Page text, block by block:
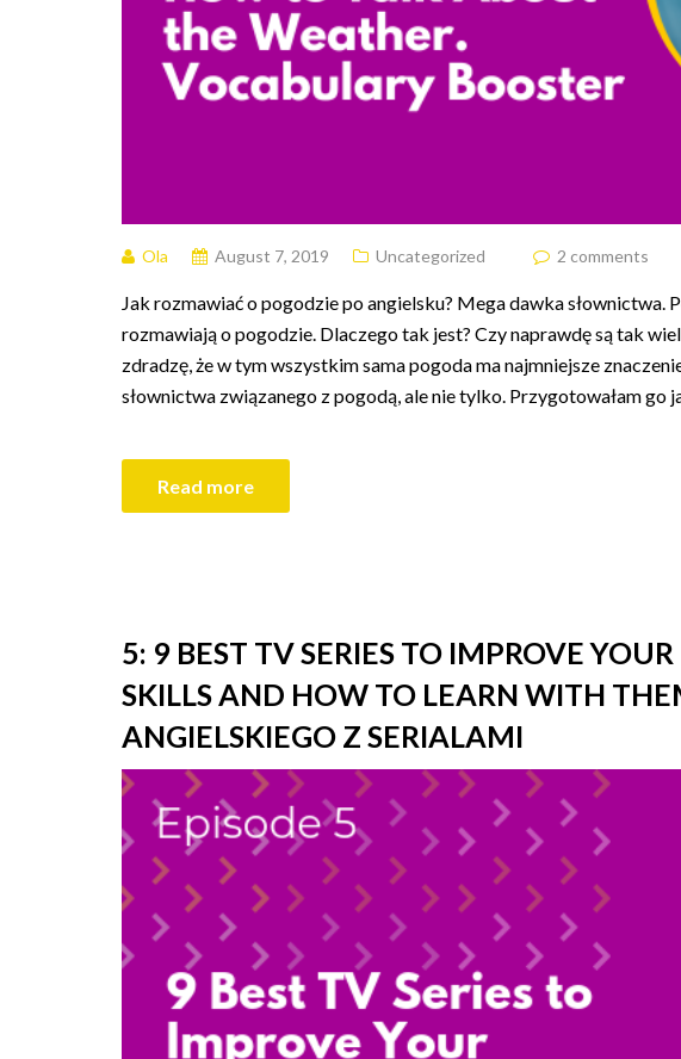
Ola August 7, 2019 Uncategorized 2 comments
Jak rozmawiać o pogodzie po angielsku? Mega dawka słownictwa.
rozmawiają o pogodzie. Dlaczego tak jest? Czy naprawdę są tak
zdradzę, że w tym wszystkim sama pogoda ma najmniejsze
słownictwa związanego z pogodą, ale nie tylko. Przygotowałam go
Read more
5: 9 BEST TV SERIES TO IMPROVE
SKILLS AND HOW TO LEARN WITH
ANGIELSKIEGO Z SERIALAMI